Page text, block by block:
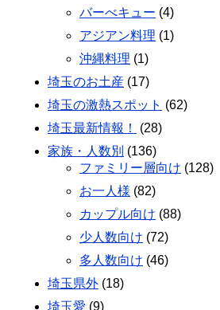
バーべキュー (4)
アジアン料理 (1)
沖縄料理 (1)
埼玉のお土産 (17)
埼玉の激熱スポット (62)
埼玉最新情報！
(28)
家族・人数別 (136)
ファミリー層向け (128)
お一人様 (82)
カップル向け (88)
少人数向け (72)
多人数向け (46)
埼玉県外 (18)
埼玉愛 (9)